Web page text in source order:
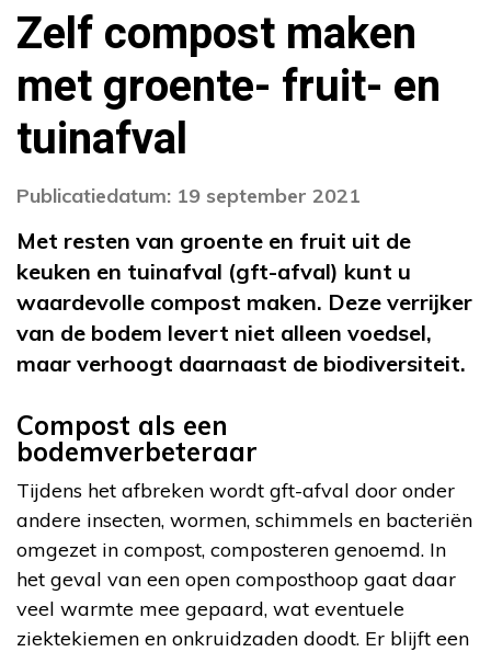
Zelf compost maken
met groente- fruit- en
tuinafval
Publicatiedatum: 19 september 2021
Met resten van groente en fruit uit de
keuken en tuinafval (gft-afval) kunt u
waardevolle compost maken. Deze verrijker
van de bodem levert niet alleen voedsel,
maar verhoogt daarnaast de biodiversiteit.
Compost als een
bodemverbeteraar
Tijdens het afbreken wordt gft-afval door onder
andere insecten, wormen, schimmels en bacteriën
omgezet in compost, composteren genoemd. In
het geval van een open composthoop gaat daar
veel warmte mee gepaard, wat eventuele
ziektekiemen en onkruidzaden doodt. Er blijft een